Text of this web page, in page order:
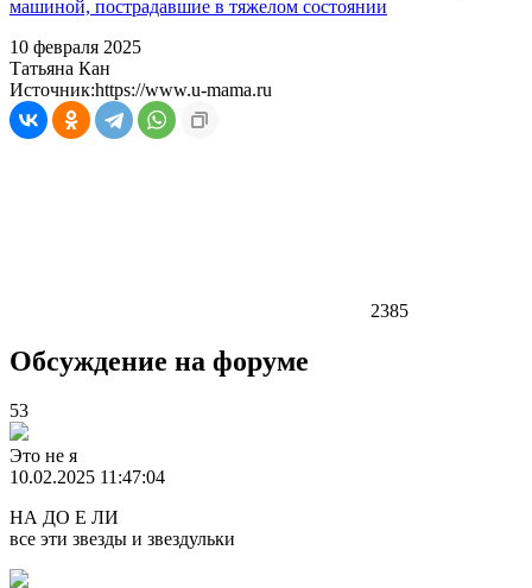
машиной, пострадавшие в тяжелом состоянии
10 февраля 2025
Татьяна Кан
Источник:https://www.u-mama.ru
2385
Обсуждение на форуме
53
Это не я
10.02.2025 11:47:04
НА ДО Е ЛИ
все эти звезды и звездульки